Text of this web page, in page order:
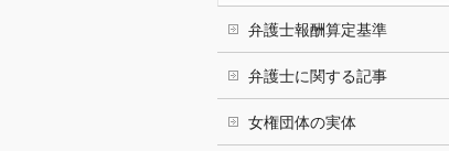
弁護士報酬算定基準
弁護士に関する記事
女権団体の実体